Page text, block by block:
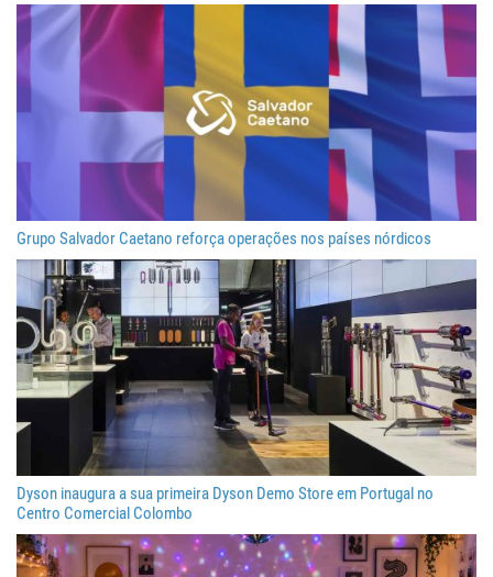
Grupo Salvador Caetano reforça operações nos países nórdicos
Dyson inaugura a sua primeira Dyson Demo Store em Portugal no
Centro Comercial Colombo